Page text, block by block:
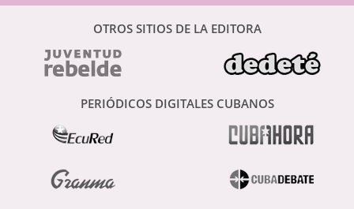
OTROS SITIOS DE LA EDITORA
PERIÓDICOS DIGITALES CUBANOS